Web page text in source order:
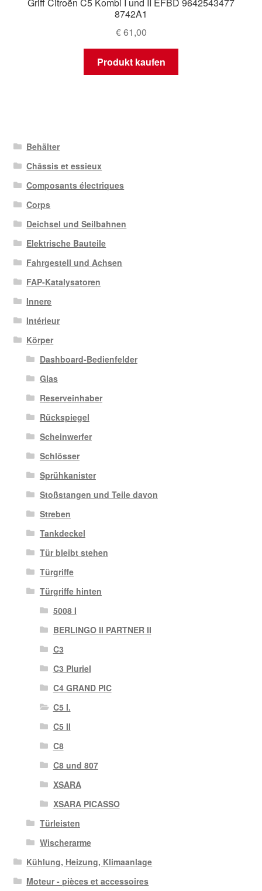
Griff Citroën C5 Kombi I und II EFBD 9642543477
8742A1
€61,00
Produkt kaufen
Behälter
Châssis et essieux
Composants électriques
Corps
Deichsel und Seilbahnen
Elektrische Bauteile
Fahrgestell und Achsen
FAP-Katalysatoren
Innere
Intérieur
Körper
Dashboard-Bedienfelder
Glas
Reserveinhaber
Rückspiegel
Scheinwerfer
Schlösser
Sprühkanister
Stoßstangen und Teile davon
Streben
Tankdeckel
Tür bleibt stehen
Türgriffe
Türgriffe hinten
5008 I
BERLINGO II PARTNER II
C3
C3 Pluriel
C4 GRAND PIC
C5 I.
C5 II
C8
C8 und 807
XSARA
XSARA PICASSO
Türleisten
Wischerarme
Kühlung, Heizung, Klimaanlage
Moteur - pièces et accessoires